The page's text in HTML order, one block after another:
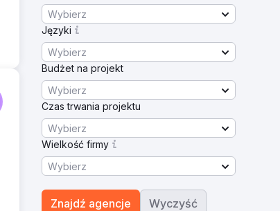
Wybierz
Języki
Wybierz
Budżet na projekt
Wybierz
Czas trwania projektu
Wybierz
Wielkość firmy
Wybierz
Znajdź agencje Wyczyść